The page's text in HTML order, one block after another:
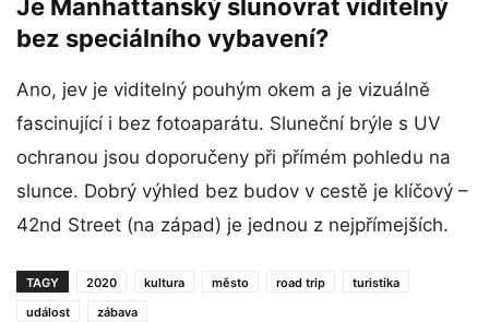
Je Manhattanský slunovrat viditelný
bez speciálního vybavení?
Ano, jev je viditelný pouhým okem a je vizuálně
fascinující i bez fotoaparátu. Sluneční brýle s UV
ochranou jsou doporučeny při přímém pohledu na
slunce. Dobrý výhled bez budov v cestě je klíčový –
42nd Street (na západ) je jednou z nejpřímejších.
TAGY 2020 kultura město road trip
turistika
událost
zábava